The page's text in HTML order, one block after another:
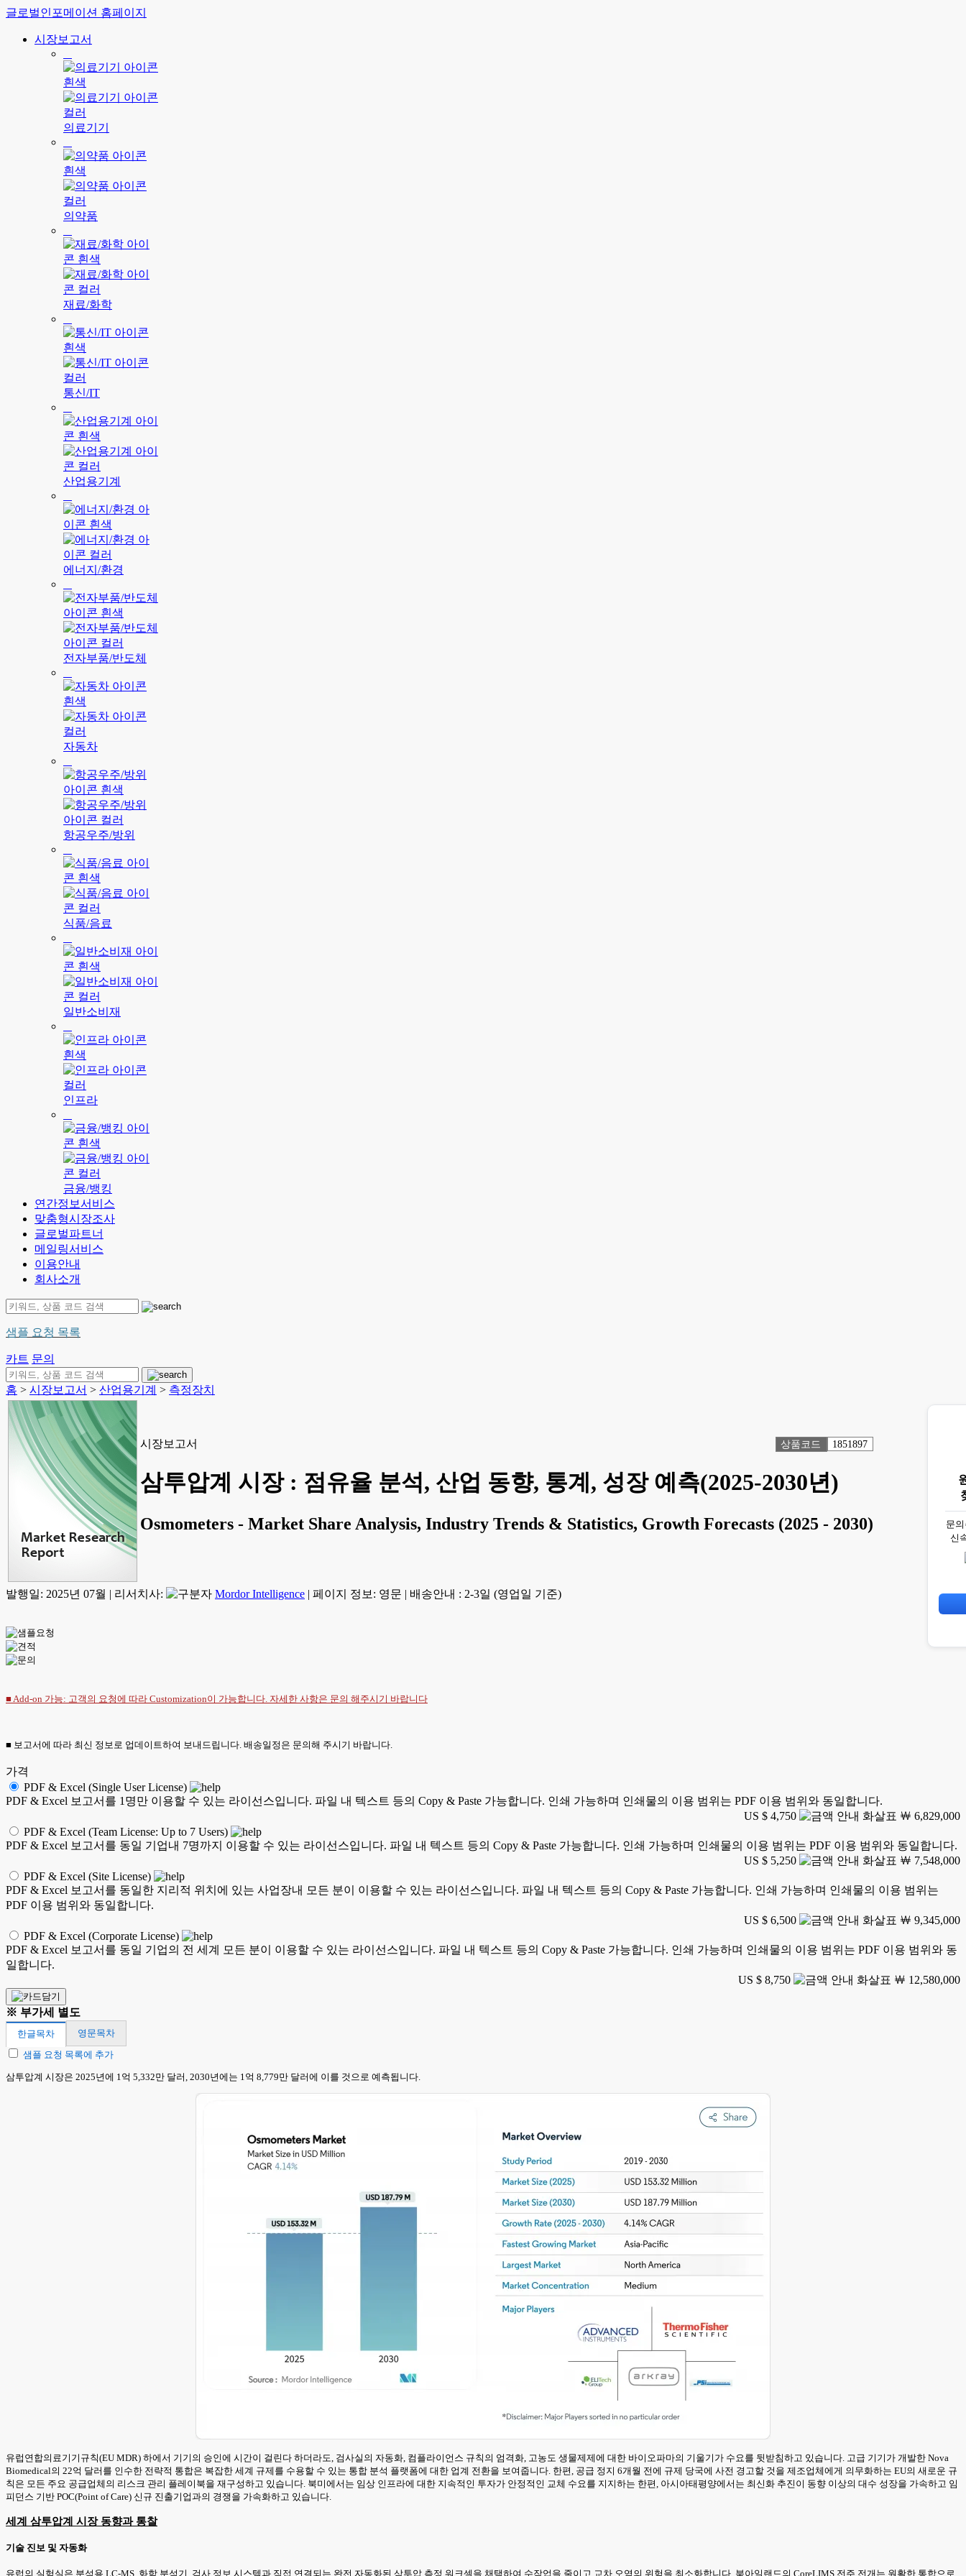
글로벌인포메이션 홈페이지
시장보고서
의료기기
의약품
재료/화학
통신/IT
산업용기계
에너지/환경
전자부품/반도체
자동차
항공우주/방위
식품/음료
일반소비재
인프라
금융/뱅킹
연간정보서비스
맞춤형시장조사
글로벌파트너
메일링서비스
이용안내
회사소개
샘플 요청 목록
카트 문의
홈 > 시장보고서 > 산업용기계 > 측정장치
시장보고서 상품코드 1851897
삼투압계 시장 : 점유율 분석, 산업 동향, 통계, 성장 예측(2025-2030년)
Osmometers - Market Share Analysis, Industry Trends & Statistics, Growth Forecasts (2025 - 2030)
발행일: 2025년 07월 | 리서치사: Mordor Intelligence | 페이지 정보: 영문 | 배송안내 : 2-3일 (영업일 기준)
■ Add-on 가능: 고객의 요청에 따라 Customization이 가능합니다. 자세한 사항은 문의 해주시기 바랍니다
■ 보고서에 따라 최신 정보로 업데이트하여 보내드립니다. 배송일정은 문의해 주시기 바랍니다.
가격
PDF & Excel (Single User License)
PDF & Excel 보고서를 1명만 이용할 수 있는 라이선스입니다. 파일 내 텍스트 등의 Copy & Paste 가능합니다. 인쇄 가능하며 인쇄물의 이용 범위는 PDF 이용 범위와 동일합니다.
US $ 4,750
￦ 6,829,000
PDF & Excel (Team License: Up to 7 Users)
PDF & Excel 보고서를 동일 기업내 7명까지 이용할 수 있는 라이선스입니다. 파일 내 텍스트 등의 Copy & Paste 가능합니다. 인쇄 가능하며 인쇄물의 이용 범위는 PDF 이용 범위와 동일합니다.
US $ 5,250
￦ 7,548,000
PDF & Excel (Site License)
PDF & Excel 보고서를 동일한 지리적 위치에 있는 사업장내 모든 분이 이용할 수 있는 라이선스입니다. 파일 내 텍스트 등의 Copy & Paste 가능합니다. 인쇄 가능하며 인쇄물의 이용 범위는
PDF 이용 범위와 동일합니다.
US $ 6,500
￦ 9,345,000
PDF & Excel (Corporate License)
PDF & Excel 보고서를 동일 기업의 전 세계 모든 분이 이용할 수 있는 라이선스입니다. 파일 내 텍스트 등의 Copy & Paste 가능합니다. 인쇄 가능하며 인쇄물의 이용 범위는 PDF 이용 범위와 동
일합니다.
US $ 8,750
￦ 12,580,000
※ 부가세 별도
한글목차
영문목차
샘플 요청 목록에 추가
삼투압계 시장은 2025년에 1억 5,332만 달러, 2030년에는 1억 8,779만 달러에 이를 것으로 예측됩니다.
유럽연합의료기기규칙(EU MDR) 하에서 기기의 승인에 시간이 걸린다 하더라도, 검사실의 자동화, 컴플라이언스 규칙의 엄격화, 고농도 생물제제에 대한 바이오파마의 기울기가 수요를 뒷받침하고 있습니다. 고급 기기가 개발한 Nova
Biomedical의 22억 달러를 인수한 전략적 통합은 복잡한 세계 규제를 수용할 수 있는 통합 분석 플랫폼에 대한 업계 전환을 보여줍니다. 한편, 공급 정지 6개월 전에 규제 당국에 사전 경고할 것을 제조업체에게 의무화하는 EU의 새로운 규
칙은 모든 주요 공급업체의 리스크 관리 플레이북을 재구성하고 있습니다. 북미에서는 임상 인프라에 대한 지속적인 투자가 안정적인 교체 수요를 지지하는 한편, 아시아태평양에서는 최신화 추진이 동향 이상의 대수 성장을 가속하고 임
피던스 기반 POC(Point of Care) 신규 진출기업과의 경쟁을 가속화하고 있습니다.
세계 삼투압계 시장 동향과 통찰
기술 진보 및 자동화
유럽의 실험실은 분석용 LC-MS, 화학 분석기, 검사 정보 시스템과 직접 연결되는 완전 자동화된 삼투압 측정 워크셀을 채택하여 수작업을 줄이고 교차 오염의 위험을 최소화합니다. 북아일랜드의 CoreLIMS 전주 전개는 원활한 통합으로
문
신